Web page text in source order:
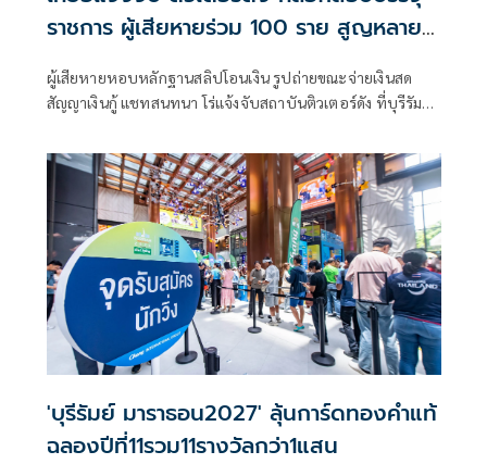
ราชการ ผู้เสียหายร่วม 100 ราย สูญหลาย
ผู้เสียหายหอบหลักฐานสลิปโอนเงิน รูปถ่ายขณะจ่ายเงินสด
สัญญาเงินกู้ แชทสนทนา โร่แจ้งจับสถาบันติวเตอร์ดัง ที่บุรีรัมย์
'บุรีรัมย์ มาราธอน2027' ลุ้นการ์ดทองคำแท้
ฉลองปีที่11รวม11รางวัลกว่า1แสน